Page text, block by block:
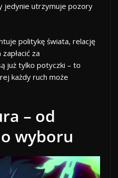
jedynie utrzymuje pozory
politykę świata, relację
za
już tylko potyczki – to
każdy ruch może
– od
wyboru